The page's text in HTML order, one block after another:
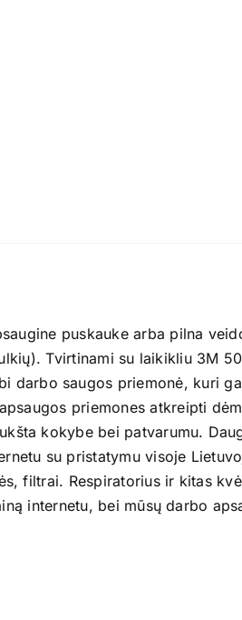
puskauke arba pilna
Tvirtinami su laikikliu 3M
darbo saugos priemonė, kuri
priemones atkreipti
kokybe bei patvarumu.
su pristatymu visoje
filtrai. Respiratorius ir kitas
internetu, bei mūsų darbo